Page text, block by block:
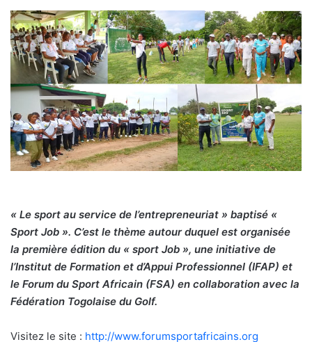
« Le sport au service de l’entrepreneuriat » baptisé «
Sport Job ». C’est le thème autour duquel est organisée
la première édition du « sport Job », une initiative de
l’Institut de Formation et d’Appui Professionnel (IFAP) et
le Forum du Sport Africain (FSA) en collaboration avec la
Fédération Togolaise du Golf.
Visitez le site : http://www.forumsportafricains.org